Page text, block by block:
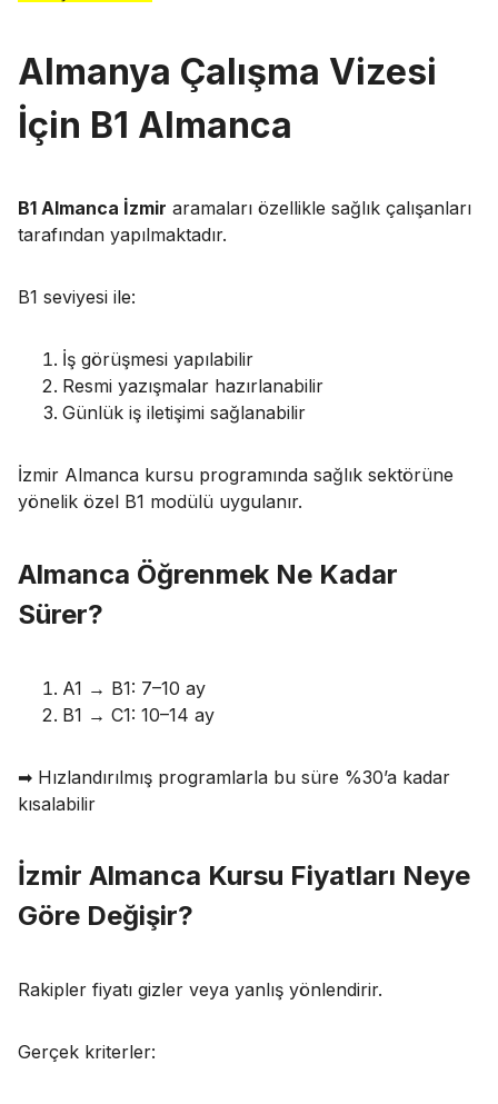
Almanya Çalışma Vizesi
İçin B1 Almanca
B1 Almanca İzmir aramaları özellikle sağlık çalışanları
tarafından yapılmaktadır.
B1 seviyesi ile:
İş görüşmesi yapılabilir
Resmi yazışmalar hazırlanabilir
Günlük iş iletişimi sağlanabilir
İzmir Almanca kursu programında sağlık sektörüne
yönelik özel B1 modülü uygulanır.
Almanca Öğrenmek Ne Kadar
Sürer?
A1 → B1: 7–10 ay
B1 → C1: 10–14 ay
➡ Hızlandırılmış programlarla bu süre %30’a kadar
kısalabilir
İzmir Almanca Kursu Fiyatları Neye
Göre Değişir?
Rakipler fiyatı gizler veya yanlış yönlendirir.
Gerçek kriterler: